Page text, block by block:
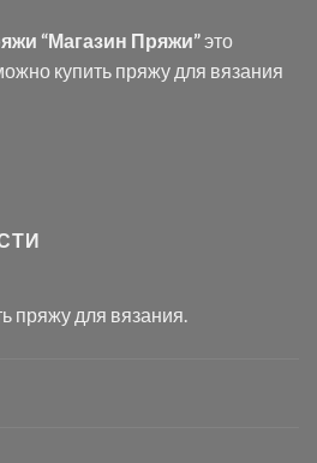
“Магазин Пряжи”это
купить пряжу для вязания
пряжу для вязания.